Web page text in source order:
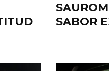
SABOR